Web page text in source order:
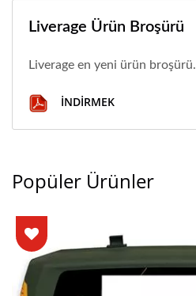
Liverage Ürün Broşürü
Liverage en yeni ürün broşürü.
İNDIRMEK
Popüler Ürünler